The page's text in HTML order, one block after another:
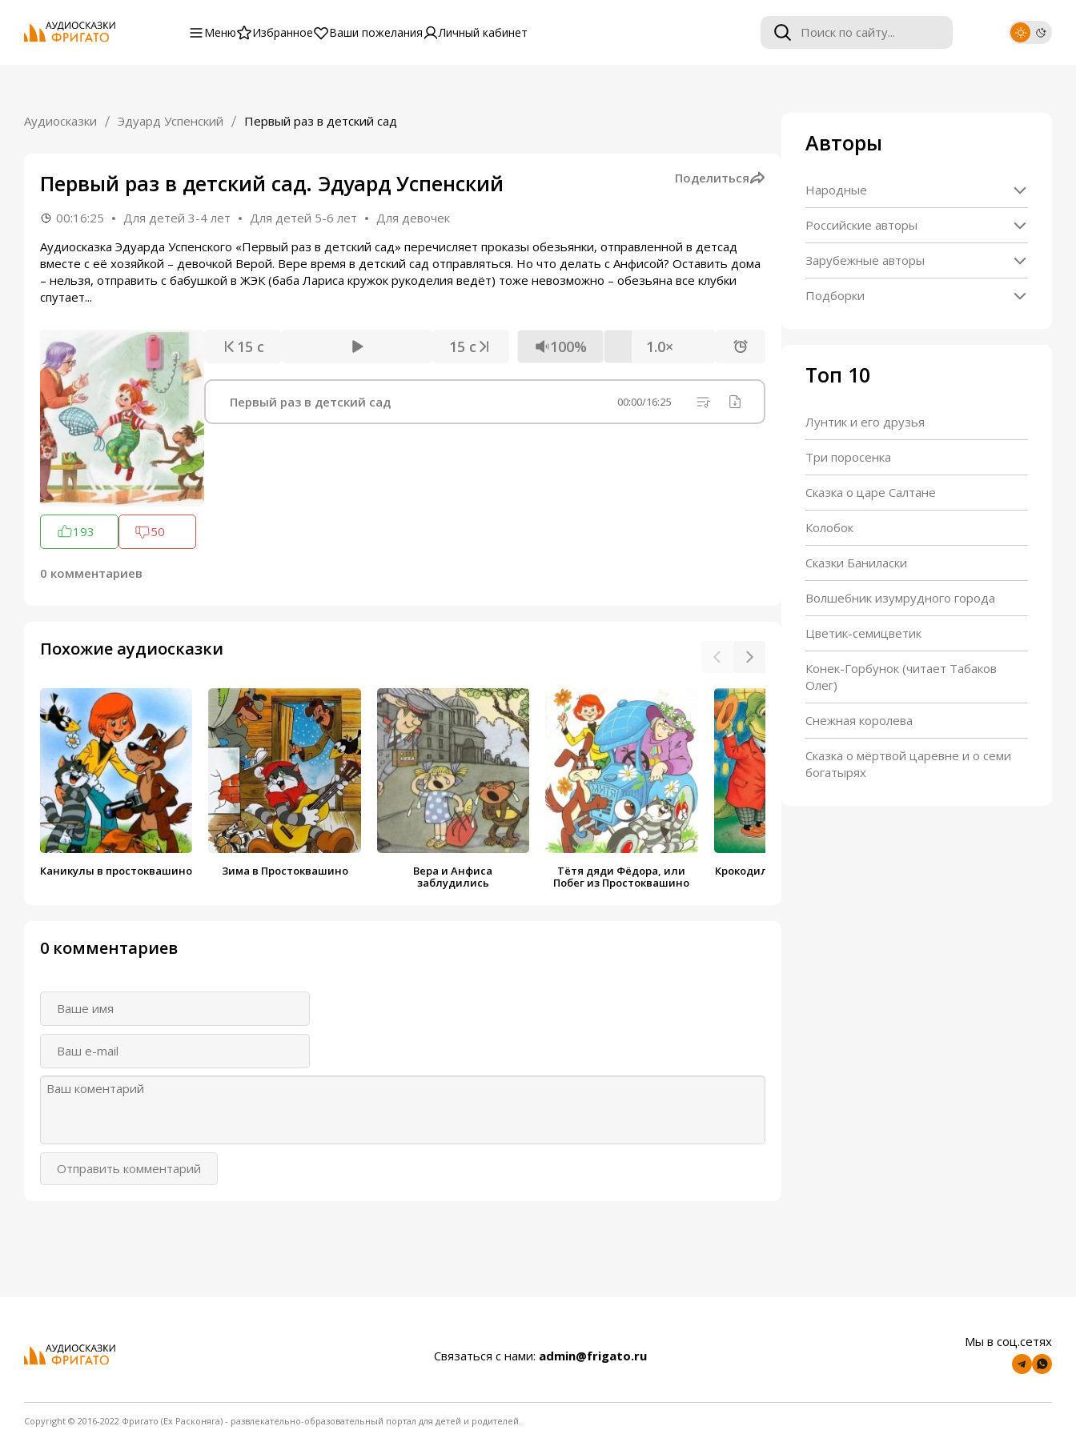
Меню Избранное Ваши пожелания Личный кабинет
Аудиосказки Эдуард Успенский Первый раз в детский сад
Первый раз в детский сад. Эдуард Успенский Поделиться
00:16:25 Для детей 3-4 лет Для детей 5-6 лет
Для девочек
Аудиосказка Эдуарда Успенского «Первый раз в детский сад» перечисляет проказы обезьянки, отправленной в детсад
вместе с её хозяйкой – девочкой Верой. Вере время в детский сад отправляться. Но что делать с Анфисой? Оставить дома
– нельзя, отправить с бабушкой в ЖЭК (баба Лариса кружок рукоделия ведёт) тоже невозможно – обезьяна все клубки
спутает...
193 50
0 комментариев
15 с 15 с 100% 1.0×
Первый раз в детский сад 00:00/16:25
Похожие аудиосказки
Каникулы в простоквашино Зима в Простоквашино
Вера и Анфиса
заблудились
Тётя дяди Фёдора, или
Побег из Простоквашино
Крокодил Гена и его друзья
Дядя Федор, пес и кот
0 комментариев
Отправить комментарий
Авторы
Народные
Российские авторы
Зарубежные авторы
Подборки
Топ 10
Лунтик и его друзья
Три поросенка
Сказка о царе Салтане
Колобок
Сказки Баниласки
Волшебник изумрудного города
Цветик-семицветик
Конек-Горбунок (читает Табаков
Олег)
Снежная королева
Сказка о мёртвой царевне и о семи
богатырях
Связаться с нами: admin@frigato.ru
Мы в соц.сетях
Copyright © 2016-2022 Фригато (Ex Расконяга) - развлекательно-образовательный портал для детей и родителей.